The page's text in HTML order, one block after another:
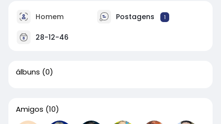
Homem Postagens 1
28-12-46
álbuns (0)
Amigos (10)